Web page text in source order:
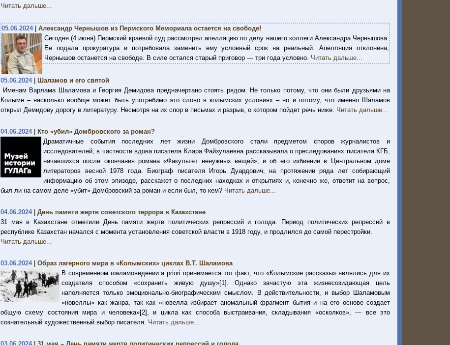
Читать дальше...
05.06.2024| Александр Чернышов из Пермского Мемориала остается на свободе!
Сегодня (4 июня) Пермский краевой суд рассмотрел апелляцию по делу нашего коллеги Александра Чернышова.
Ее подала прокуратура и потребовала заменить ему условный срок на реальный. Апелляция отклонена,
Чернышов останется на свободе. В силе остался старый приговор — три года условно. Читать дальше...
05.06.2024|
Шаламов и его святой
Именам Варлама Шаламова и Георгия Демидова предначертано стоять рядом. Не только потому, что они были друзьями на
Колыме – насколько вообще может быть употребимо это слово в колымских условиях – но и потому, что именно Шаламов
открыл Демидову дорогу в литературу. Несмотря на их спор в письмах и разрыв, о котором пойдет речь ниже. Читать дальше...
04.06.2024|
Кто «убил» Домбровского за роман?
Драматичные события последних лет жизни Домбровского стали предметом споров журналистов и
исследователей, в частности вдова писателя Клара Файзулаевна рассказывала о преследованиях писателя КГБ,
начавшихся после окончания романа «Факультет ненужных вещей», и об его избиении в Центральном доме
литераторов весной 1978 года. Биограф писателя Игорь Дуардович, на протяжении ряда лет собирающий
информацию об этом эпизоде, расскажет о последних находках и открытиях и, конечно же, ответит на вопрос,
был ли на самом деле «убит» Домбровский за роман и если был, то кем? Читать дальше...
04.06.2024| День памяти жертв советского террора в Казахстане
31 мая в Казахстане отметили День памяти жертв политических репрессий и голода. Период политических репрессий в
республике Казахстан начался с момента установления советской власти в 1918 году, и продлился до самой перестройки.
Читать дальше...
03.06.2024| Образ лагерного мира в «Колымских» циклах В.Т. Шаламова
В современном шаламоведении a priori принимается тот факт, что «Колымские рассказы» являлись для их
создателя способом «сохранить живую душу»[1]. Однако зачастую эта жизнесозидающая цель
наполняется только эмоционально-биографическим смыслом. В действительности, и выбор Шаламовым
«новеллы» как жанра, так как «новелла избирает аномальный фрагмент бытия и на его основе создает
общую схему состояния мира и человека»[2], и цикла как способа выстраивания, складывания «осколков», — все это
сознательный художественный выбор писателя. Читать дальше...